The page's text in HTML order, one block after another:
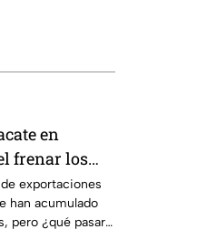
en
frenar los
exportaciones
han acumulado
pero ¿qué pasará